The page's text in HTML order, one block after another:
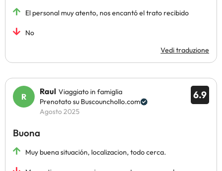
El personal muy atento, nos encantó el trato recibido
No
Vedi traduzione
6.9
Raul Viaggiato in famiglia
Prenotato su Buscounchollo.com
Agosto 2025
Buona
Muy buena situación, localizacion, todo cerca.